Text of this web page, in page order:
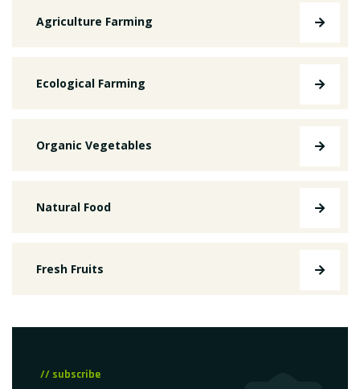
Agriculture Farming
Ecological Farming
Organic Vegetables
Natural Food
Fresh Fruits
// subscribe